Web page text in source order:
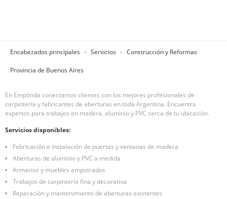
Encabezados principales Servicios Construcción y Reformas
Provincia de Buenos Aires
En Empónda conectamos clientes con los mejores profesionales de
carpintería y fabricantes de aberturas en toda Argentina. Encuentra
expertos para trabajos en madera, aluminio y PVC cerca de tu ubicación.
Servicios disponibles:
Fabricación e instalación de puertas y ventanas de madera
Aberturas de aluminio y PVC a medida
Armarios y muebles empotrados
Trabajos de carpintería fina y decorativa
Reparación y mantenimiento de aberturas existentes